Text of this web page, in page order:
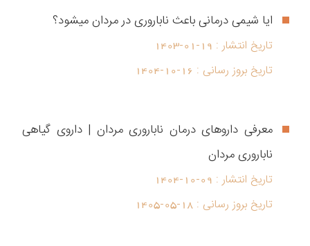
ایا شیمی درمانی باعث ناباروری در مردان میشود؟
تاریخ انتشار : 1403-01-19
تاریخ بروز رسانی : 1404-10-16
معرفی داروهای درمان ناباروری مردان | داروی گیاهی
ناباروری مردان
تاریخ انتشار : 1404-10-09
تاریخ بروز رسانی : 1405-05-18